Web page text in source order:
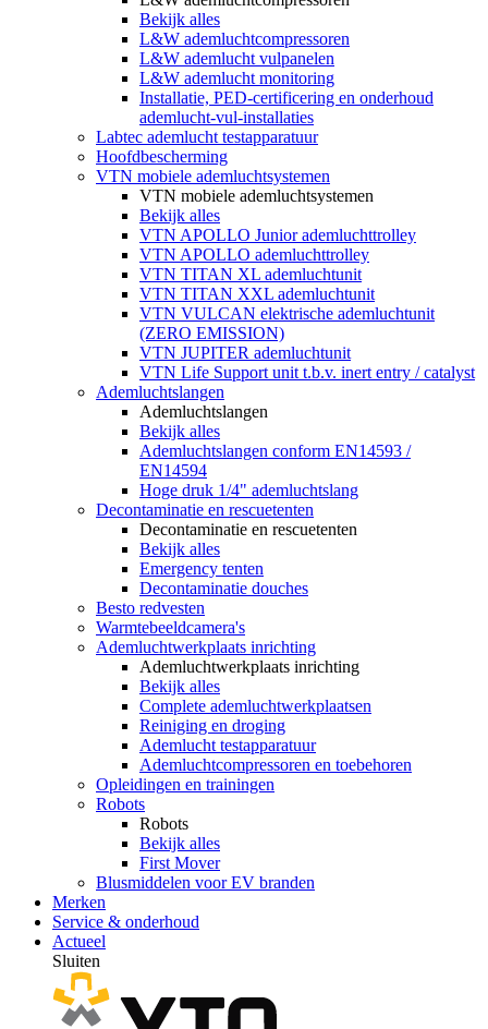
Bekijk alles
L&W ademluchtcompressoren
L&W ademlucht vulpanelen
L&W ademlucht monitoring
Installatie, PED-certificering en onderhoud
ademlucht-vul-installaties
Labtec ademlucht testapparatuur
Hoofdbescherming
VTN mobiele ademluchtsystemen
VTN mobiele ademluchtsystemen
Bekijk alles
VTN APOLLO Junior ademluchttrolley
VTN APOLLO ademluchttrolley
VTN TITAN XL ademluchtunit
VTN TITAN XXL ademluchtunit
VTN VULCAN elektrische ademluchtunit
(ZERO EMISSION)
VTN JUPITER ademluchtunit
VTN Life Support unit t.b.v. inert entry / catalyst
Ademluchtslangen
Ademluchtslangen
Bekijk alles
Ademluchtslangen conform EN14593 /
EN14594
Hoge druk 1/4" ademluchtslang
Decontaminatie en rescuetenten
Decontaminatie en rescuetenten
Bekijk alles
Emergency tenten
Decontaminatie douches
Besto redvesten
Warmtebeeldcamera's
Ademluchtwerkplaats inrichting
Ademluchtwerkplaats inrichting
Bekijk alles
Complete ademluchtwerkplaatsen
Reiniging en droging
Ademlucht testapparatuur
Ademluchtcompressoren en toebehoren
Opleidingen en trainingen
Robots
Robots
Bekijk alles
First Mover
Blusmiddelen voor EV branden
Merken
Service & onderhoud
Actueel
Sluiten